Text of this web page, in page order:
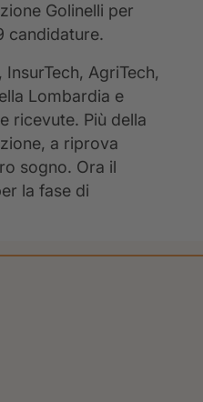
Golinelli per
candidature.
AgriTech,
Lombardia e
ricevute. Più della
a riprova
sogno. Ora il
la fase di